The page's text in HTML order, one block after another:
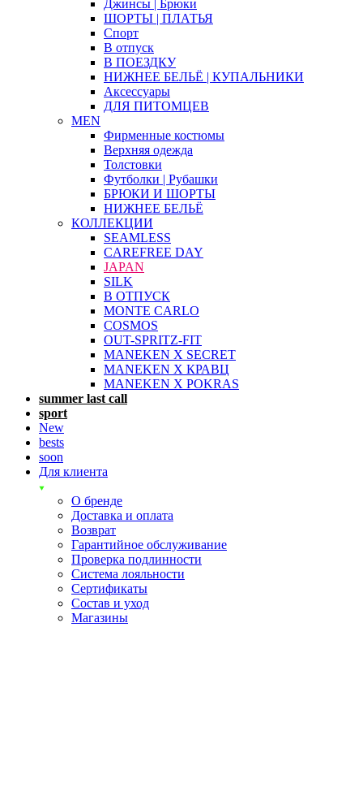
Джинсы | Брюки
ШОРТЫ | ПЛАТЬЯ
Спорт
В отпуск
В ПОЕЗДКУ
НИЖНЕЕ БЕЛЬЁ | КУПАЛЬНИКИ
Аксессуары
ДЛЯ ПИТОМЦЕВ
MEN
Фирменные костюмы
Верхняя одежда
Толстовки
Футболки | Рубашки
БРЮКИ И ШОРТЫ
НИЖНЕЕ БЕЛЬЁ
КОЛЛЕКЦИИ
SEAMLESS
CAREFREE DAY
JAPAN
SILK
В ОТПУСК
MONTE CARLO
COSMOS
OUT-SPRITZ-FIT
MANEKEN X SECRET
MANEKEN X КРАВЦ
MANEKEN X POKRAS
summer last call
sport
New
bests
soon
Для клиента
О бренде
Доставка и оплата
Возврат
Гарантийное обслуживание
Проверка подлинности
Система лояльности
Сертификаты
Состав и уход
Магазины